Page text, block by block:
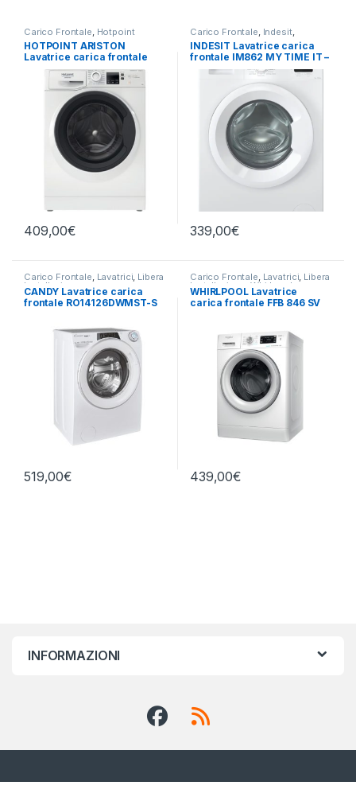
Carico Frontale Hotpoint
Ariston, Lavatrici ,Libera
Installazione
HOTPOINT ARISTON
Lavatrice carica frontale
NF97WK IT 9 KG 1400 GIRI
409,00€
Carico Frontale Indesit,
Lavatrici, Libera Installazione
INDESIT Lavatrice carica
frontale IM862 MY TIME IT –
LAVATRICE 8KG 1200 GIRI
339,00€
Carico Frontale, Lavatrici, Libera
Installazione
CANDY Lavatrice carica
frontale RO14126DWMST-S
519,00€
Carico Frontale, Lavatrici, Libera
Installazione Whirlpool
WHIRLPOOL Lavatrice
carica frontale FFB 846 SV
439,00€
INFORMAZIONI